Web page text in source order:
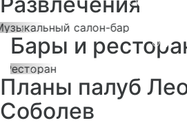
Previous
Бары и
Бар-
Previous
Планы палуб
Соболев